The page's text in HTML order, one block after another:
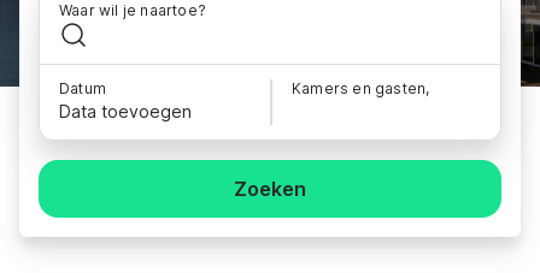
Waar wil je naartoe?
Datum
Data toevoegen
Kamers en gasten,
Zoeken